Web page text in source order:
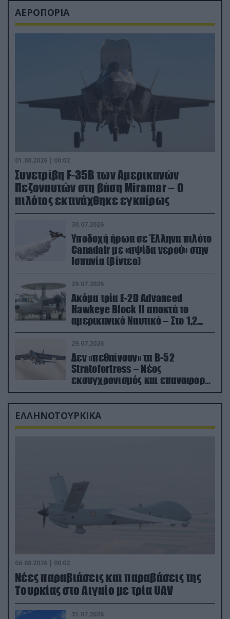
ΑΕΡΟΠΟΡΙΑ
01.08.2026 | 00:02
Συνετρίβη F-35B των Αμερικανών
Πεζοναυτών στη βάση Miramar – Ο
πιλότος εκτινάχθηκε εγκαίρως
30.07.2026
Υποδοχή ήρωα σε Έλληνα πιλότο
Canadair με «αψίδα νερού» στην
Ισπανία (βίντεο)
29.07.2026
Ακόμα τρία E-2D Advanced
Hawkeye Block II αποκτά το
αμερικανικό Ναυτικό – Στο 1,2
δισ.δολάρια το κόστος
29.07.2026
Δεν «πεθαίνουν» τα Β-52
Stratofortress – Νέος
εκσυγχρονισμός και επαναφορά
από τα «νεκροταφεία»
ΕΛΛΗΝΟΤΟΥΡΚΙΚΑ
06.08.2026 | 00:02
Νέες παραβιάσεις και παραβάσεις της
Τουρκίας στο Αιγαίο με τρία UAV
31.07.2026